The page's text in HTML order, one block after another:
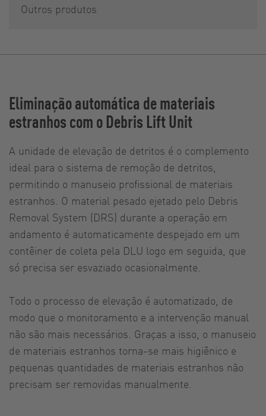
Outros produtos
Eliminação automática de materiais
estranhos com o Debris Lift Unit
A unidade de elevação de detritos é o complemento
ideal para o sistema de remoção de detritos,
permitindo o manuseio profissional de materiais
estranhos. O material pesado ejetado pelo Debris
Removal System (DRS) durante a operação em
andamento é automaticamente despejado em um
contêiner de coleta pela DLU logo em seguida, que
só precisa ser esvaziado ocasionalmente.
Todo o processo de elevação é automatizado, de
modo que o monitoramento e a intervenção manual
não são mais necessários. Graças a isso, o manuseio
de materiais estranhos torna-se mais higiênico e
pequenas quantidades de materiais estranhos não
precisam ser removidas manualmente.